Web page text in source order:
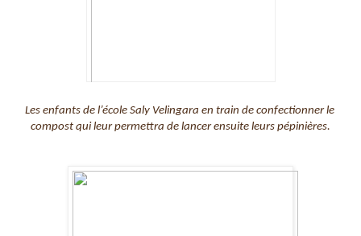
Les enfants de l’école Saly Velingara en train de confectionner le
compost qui leur permettra de lancer ensuite leurs pépinières.